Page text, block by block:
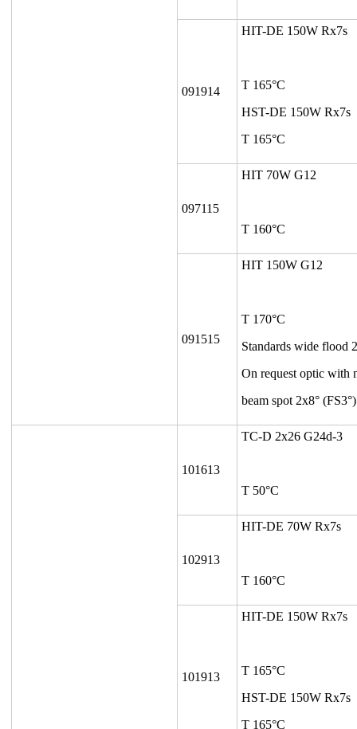
091914
HIT-DE 150W Rx7s
T 165°C
HST-DE 150W Rx7s
T 165°C
097115
HIT 70W G12
T 160°C
091515
HIT 150W G12
T 170°C
Standards wide flood
On request optic with
beam spot 2x8°
101613
TC-D 2x26 G24d-3
T 50°C
102913
HIT-DE 70W Rx7s
T 160°C
101913
HIT-DE 150W Rx7s
T 165°C
HST-DE 150W Rx7s
T 165°C